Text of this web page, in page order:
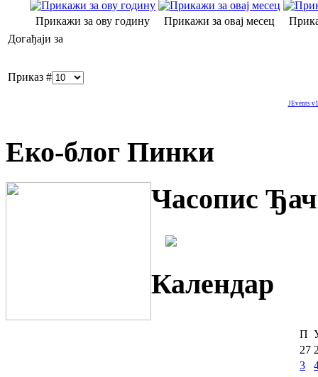
Прикажи за ову годину Прикажи за овај месец
Догађаји за
Приказ #
JEvents
Еко-блог Пинки
Часопис
Календар
П
27
3